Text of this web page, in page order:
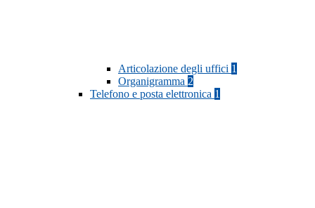
Articolazione degli uffici 1
Organigramma 2
Telefono e posta elettronica 1